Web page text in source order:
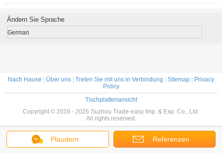
Plaudern Referenzen
Ändern Sie Sprache
German
Nach Hause Über uns Treten Sie mit uns in Verbindung Sitemap
Privacy
Policy
Tischplattenansicht
Copyright © 2016 - 2026 Suzhou Trade-easy Imp. & Exp. Co., Ltd.
All rights reserved.